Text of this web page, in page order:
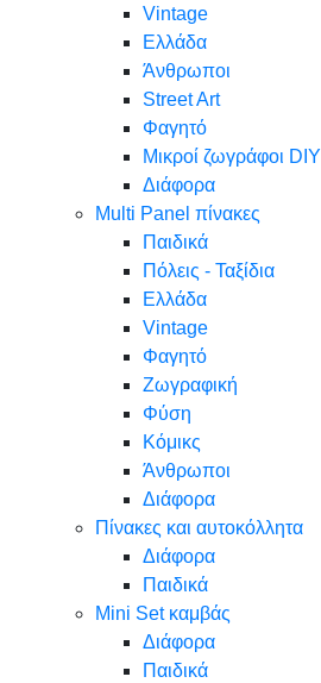
Vintage
Ελλάδα
Άνθρωποι
Street Art
Φαγητό
Μικροί ζωγράφοι DIY
Διάφορα
Multi Panel πίνακες
Παιδικά
Πόλεις - Ταξίδια
Ελλάδα
Vintage
Φαγητό
Ζωγραφική
Φύση
Κόμικς
Άνθρωποι
Διάφορα
Πίνακες και αυτοκόλλητα
Διάφορα
Παιδικά
Mini Set καμβάς
Διάφορα
Παιδικά